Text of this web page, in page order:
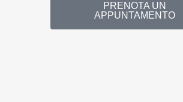
PRENOTA UN
APPUNTAMENTO